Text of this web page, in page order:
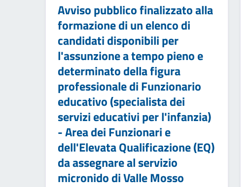
Avviso pubblico finalizzato alla
formazione di un elenco di
candidati disponibili per
l'assunzione a tempo pieno e
determinato della figura
professionale di Funzionario
educativo (specialista dei
servizi educativi per l'infanzia)
- Area dei Funzionari e
dell'Elevata Qualificazione (EQ)
da assegnare al servizio
micronido di Valle Mosso